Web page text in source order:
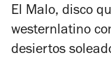
El Malo, disco
westernlatino
desiertos